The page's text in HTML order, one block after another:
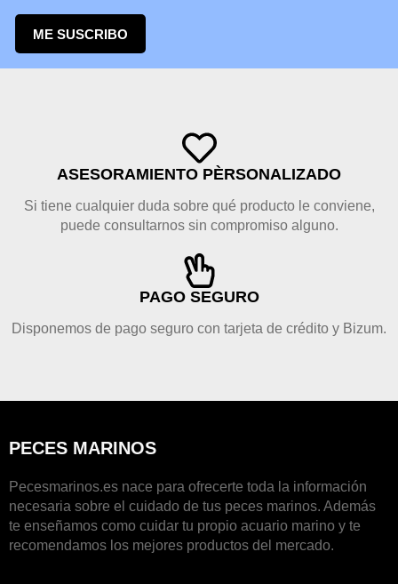
ME SUSCRIBO
ASESORAMIENTO PÈRSONALIZADO
Si tiene cualquier duda sobre qué producto le conviene,
puede consultarnos sin compromiso alguno.
PAGO SEGURO
Disponemos de pago seguro con tarjeta de crédito y Bizum.
PECES MARINOS
Pecesmarinos.es nace para ofrecerte toda la información
necesaria sobre el cuidado de tus peces marinos. Además
te enseñamos como cuidar tu propio acuario marino y te
recomendamos los mejores productos del mercado.